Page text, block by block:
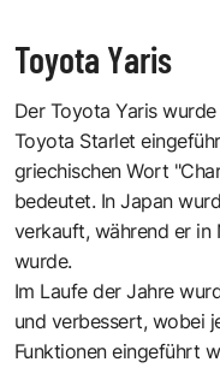
Toyota Yaris
Der Toyota Yaris
Toyota Starlet
griechischen Wort
bedeutet. In Japan
verkauft, während er in
wurde.
Im Laufe der Jahre
und verbessert, wobei
Funktionen eingeführt